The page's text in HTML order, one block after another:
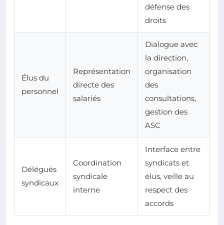
défense des
droits
Élus du
personnel
Représentation
directe des
salariés
Dialogue avec
la direction,
organisation
des
consultations,
gestion des
ASC
Délégués
syndicaux
Coordination
syndicale
interne
Interface entre
syndicats et
élus, veille au
respect des
accords